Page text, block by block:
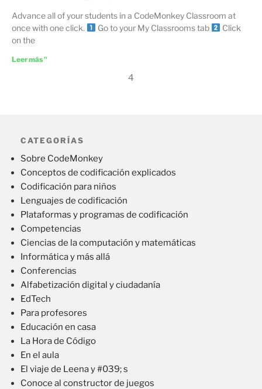
Advance all of your students in a CodeMonkey Classroom at
once with one click.
Go to your My Classrooms tab
Click
on the
Leer más "
4
CATEGORÍAS
Sobre CodeMonkey
Conceptos de codificación explicados
Codificación para niños
Lenguajes de codificación
Plataformas y programas de codificación
Competencias
Ciencias de la computación y matemáticas
Informática y más allá
Conferencias
Alfabetización digital y ciudadanía
EdTech
Para profesores
Educación en casa
La Hora de Código
En el aula
El viaje de Leena y #039; s
Conoce al constructor de juegos